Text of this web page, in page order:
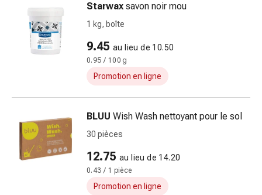
tissulaire
Pommade
Tampons
médicaux
Hygiène
des
oreilles
Douleurs
auriculaires
Gouttes
Starwax savon noir mou
1 kg, boîte
9.45 au lieu de 10.50
0.95 / 100 g
Promotion en ligne
BLUU Wish Wash nettoyant pour le sol
30 pièces
12.75 au lieu de 14.20
0.43 / 1 pièce
Promotion en ligne